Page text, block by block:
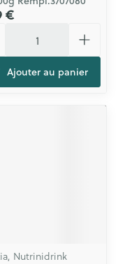
€
Ajouter au panier
Nutrinidrink